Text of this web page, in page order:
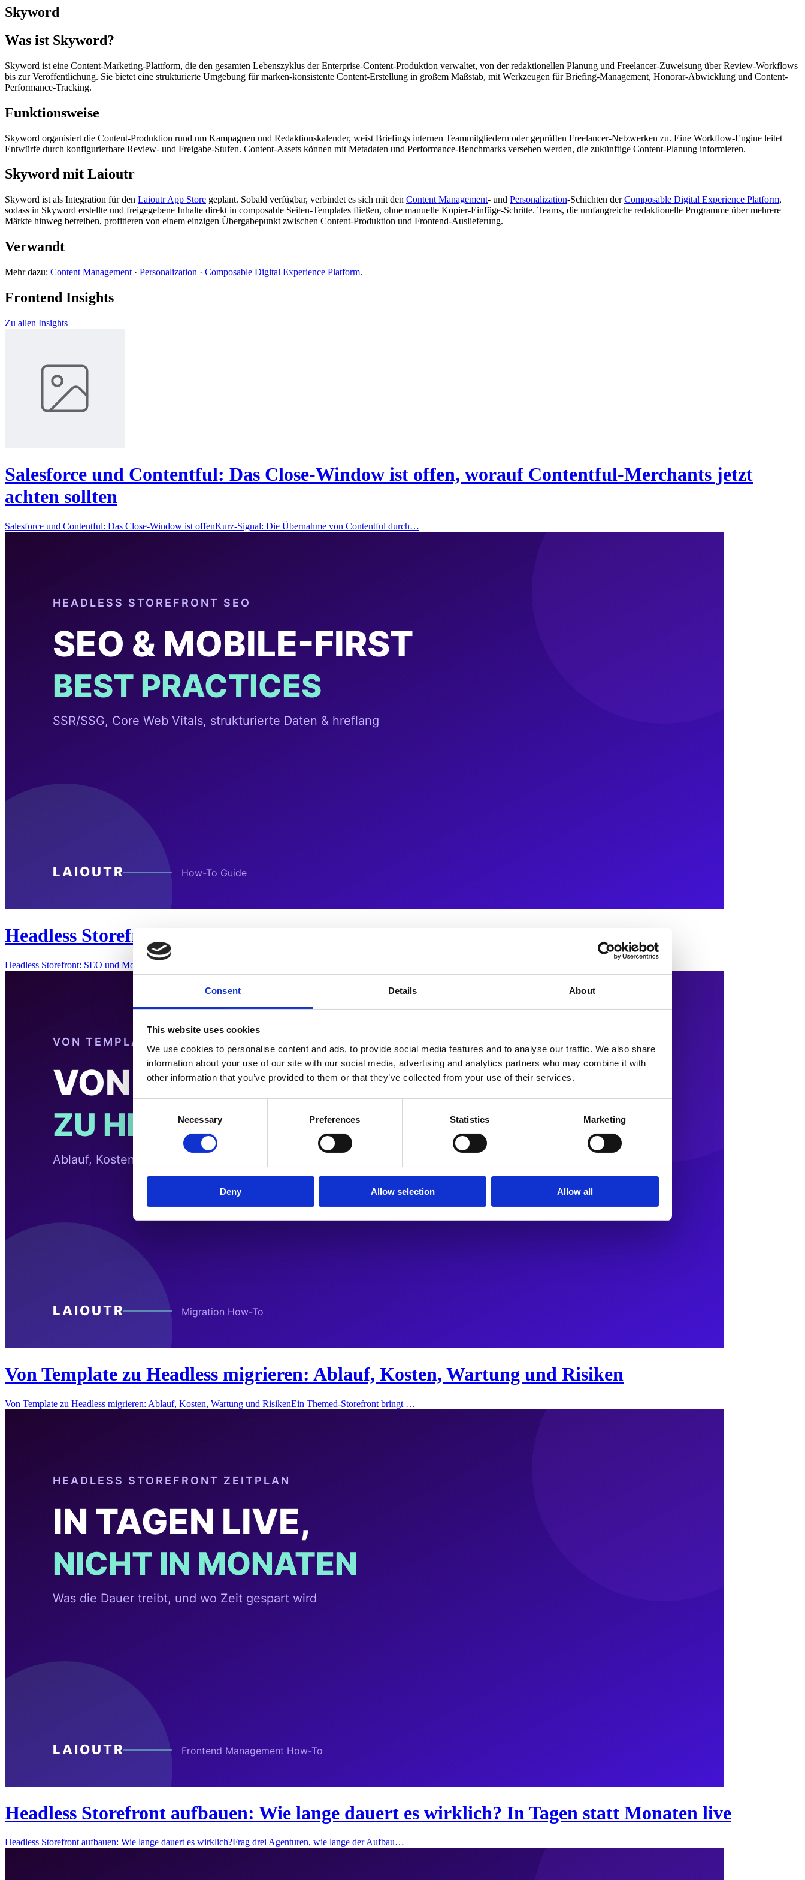
Consent Details About
This website uses cookies
We use cookies to personalise content and ads, to provide social media features and to analyse our traffic. We also share
information about your use of our site with our social media, advertising and analytics partners who may combine it with
other information that you’ve provided to them or that they’ve collected from your use of their services.
Necessary Preferences Statistics Marketing
Deny Allow selection Allow all
Skyword
Was ist Skyword?
Skyword ist eine Content-Marketing-Plattform, die den gesamten Lebenszyklus der Enterprise-Content-Produktion verwaltet, von der redaktionellen Planung und Freelancer-Zuweisung über Review-Workflows
bis zur Veröffentlichung. Sie bietet eine strukturierte Umgebung für marken-konsistente Content-Erstellung in großem Maßstab, mit Werkzeugen für Briefing-Management, Honorar-Abwicklung und Content-
Performance-Tracking.
Funktionsweise
Skyword organisiert die Content-Produktion rund um Kampagnen und Redaktionskalender, weist Briefings internen Teammitgliedern oder geprüften Freelancer-Netzwerken zu. Eine Workflow-Engine leitet
Entwürfe durch konfigurierbare Review- und Freigabe-Stufen. Content-Assets können mit Metadaten und Performance-Benchmarks versehen werden, die zukünftige Content-Planung informieren.
Skyword mit Laioutr
Skyword ist als Integration für den Laioutr App Store geplant. Sobald verfügbar, verbindet es sich mit den Content Management- und Personalization-Schichten derComposable Digital Experience Platform,
sodass in Skyword erstellte und freigegebene Inhalte direkt in composable Seiten-Templates fließen, ohne manuelle Kopier-Einfüge-Schritte. Teams, die umfangreiche redaktionelle Programme über mehrere
Märkte hinweg betreiben, profitieren von einem einzigen Übergabepunkt zwischen Content-Produktion und Frontend-Auslieferung.
Verwandt
Mehr dazu: Content Management · Personalization · Composable Digital Experience Platform.
Frontend Insights
Zu allen Insights
Salesforce und Contentful: Das Close-Window ist offen, worauf Contentful-Merchants jetzt
achten sollten
Salesforce und Contentful: Das Close-Window ist offenKurz-Signal: Die Übernahme von Contentful durch…
Headless Storefront: SEO und Mobile-First Best Practices
Headless Storefront: SEO und Mobile-First Best PracticesEin Headless Storefront gibt dir Geschwindig…
Von Template zu Headless migrieren: Ablauf, Kosten, Wartung und Risiken
Von Template zu Headless migrieren: Ablauf, Kosten, Wartung und RisikenEin Themed-Storefront bringt …
Headless Storefront aufbauen: Wie lange dauert es wirklich? In Tagen statt Monaten live
Headless Storefront aufbauen: Wie lange dauert es wirklich?Frag drei Agenturen, wie lange der Aufbau…